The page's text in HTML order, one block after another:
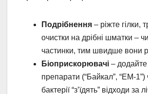
Подрібнення – ріжте гілки,
очистки на дрібні шматки –
частинки, тим швидше вони
Біоприскорювачі – додайте
препарати (“Байкал”, “ЕМ-1”)
бактерії “з’їдять” відходи за